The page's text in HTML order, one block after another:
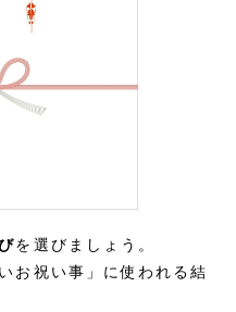
を選びましょう。
お祝い事」に使われる結